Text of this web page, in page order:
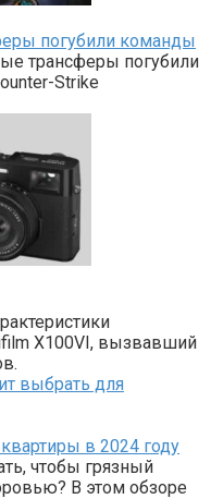
погубили команды
трансферы погубили
Strike
X100VI, вызвавший
в 2024 году
чтобы грязный
В этом обзоре